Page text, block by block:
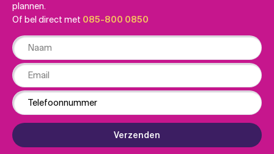
plannen.
Of bel direct met 085-800 0850
Naam
Email
Phone
Verzenden